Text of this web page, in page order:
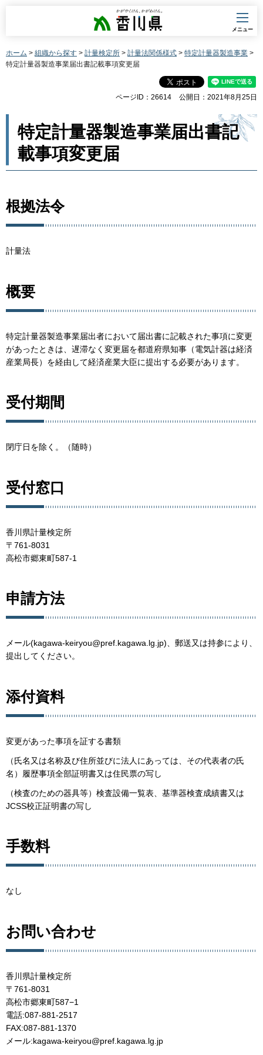
香川県
メニュー
ホーム > 組織から探す > 計量検定所 > 計量法関係様式 > 特定計量器製造事業 >
特定計量器製造事業届出書記載事項変更届
ページID：26614 公開日：2021年8月25日
特定計量器製造事業届出書記
載事項変更届
根拠法令
計量法
概要
特定計量器製造事業届出者において届出書に記載された事項に変更
があったときは、遅滞なく変更届を都道府県知事（電気計器は経済
産業局長）を経由して経済産業大臣に提出する必要があります。
受付期間
閉庁日を除く。（随時）
受付窓口
香川県計量検定所
〒761-8031
高松市郷東町587-1
申請方法
メール(kagawa-keiryou@pref.kagawa.lg.jp)、郵送又は持参により、
提出してください。
添付資料
変更があった事項を証する書類
（氏名又は名称及び住所並びに法人にあっては、その代表者の氏
名）履歴事項全部証明書又は住民票の写し
（検査のための器具等）検査設備一覧表、基準器検査成績書又は
JCSS校正証明書の写し
手数料
なし
お問い合わせ
香川県計量検定所
〒761-8031
高松市郷東町587−1
電話:087-881-2517
FAX:087-881-1370
メール:kagawa-keiryou@pref.kagawa.lg.jp